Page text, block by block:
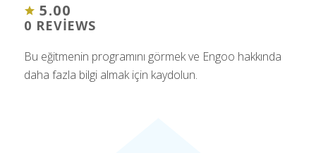
5.00
0 REVIEWS
Bu eğitmenin programını görmek ve Engoo hakkında
daha fazla bilgi almak için kaydolun.